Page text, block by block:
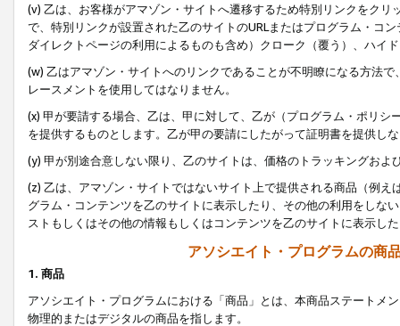
(v) 乙は、お客様がアマゾン・サイトへ遷移するため特別リンクをク
で、特別リンクが設置された乙のサイトのURLまたはプログラム・コ
ダイレクトページの利用によるものも含め）クローク（覆う）、ハイ
(w) 乙はアマゾン・サイトへのリンクであることが不明瞭になる方法
レースメントを使用してはなりません。
(x) 甲が要請する場合、乙は、甲に対して、乙が（プログラム・ポリ
を提供するものとします。乙が甲の要請にしたがって証明書を提供し
(y) 甲が別途合意しない限り、乙のサイトは、価格のトラッキングお
(z) 乙は、アマゾン・サイトではないサイト上で提供される商品（例
グラム・コンテンツを乙のサイトに表示したり、その他の利用をしな
ストもしくはその他の情報もしくはコンテンツを乙のサイトに表示し
アソシエイト・プログラムの商
1. 商品
アソシエイト・プログラムにおける「商品」とは、本商品ステートメ
物理的またはデジタルの商品を指します。